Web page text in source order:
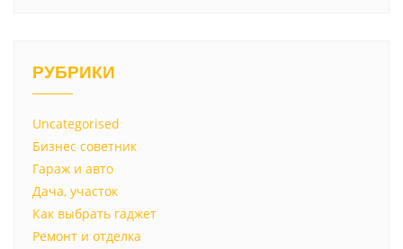
РУБРИКИ
Uncategorised
Бизнес советник
Гараж и авто
Дача, участок
Как выбрать гаджет
Ремонт и отделка